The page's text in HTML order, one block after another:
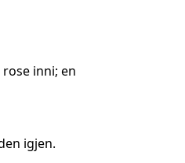
inni; en
igjen.